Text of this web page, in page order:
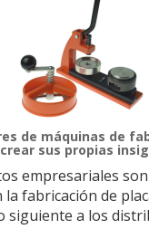
de máquinas de
sus propias
empresariales
la fabricación de
siguiente a los